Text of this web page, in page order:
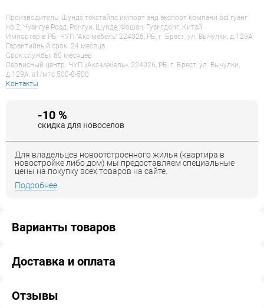
Производитель: Шунде текстайлс импорт энд экспорт компани оф гуанг
но.2, Чуангуе Роад, Ронгуи, Шунде, Фошан, Гуангдонг, Китай
Импортер в РБ: ЧУП "Акс-мебель" 224026, РБ, г. Брест, ул. Вычулки, д.129А
Гарантийный срок: 24 месяца
Срок службы: 60 месяцев
Сервисный центр: ЧУП «Акс-мебель», 224026, РБ, г. Брест, ул. Вычулки,
д.129А, a1/мтс 500-8-500
Контакты
-10 %
скидка для новоселов
Для владельцев новоотстроенного жилья (квартира в
новостройке либо дом) мы предоставляем специальные
цены на покупку всех товаров на сайте.
Подробнее
Варианты товаров
Доставка и оплата
Отзывы